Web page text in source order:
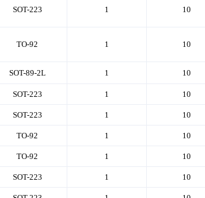
SOT-223 1 10
TO-92 1 10
SOT-89-2L 1 10
SOT-223 1 10
SOT-223 1 10
TO-92 1 10
TO-92 1 10
SOT-223 1 10